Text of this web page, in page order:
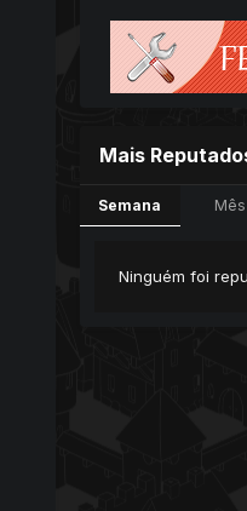
Mais
Semana Mês
Ninguém foi